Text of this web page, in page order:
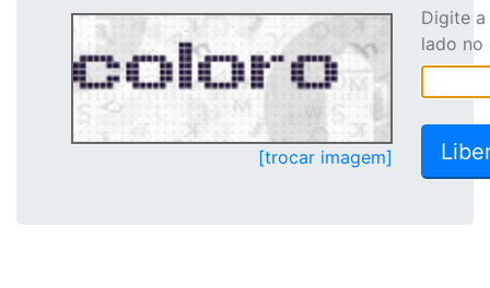
[trocar imagem]
Digite
lado no